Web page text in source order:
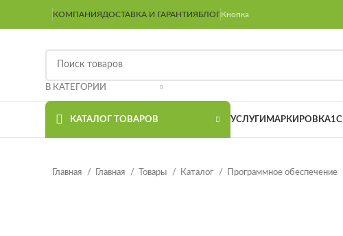
КОМПАНИЯДОСТАВКА И ГАРАНТИЯБЛОГКнопка
В КАТЕГОРИИ
КАТАЛОГ ТОВАРОВ УСЛУГИ МАРКИРОВКА1С
Главная Главная Товары Каталог Программное обеспечение